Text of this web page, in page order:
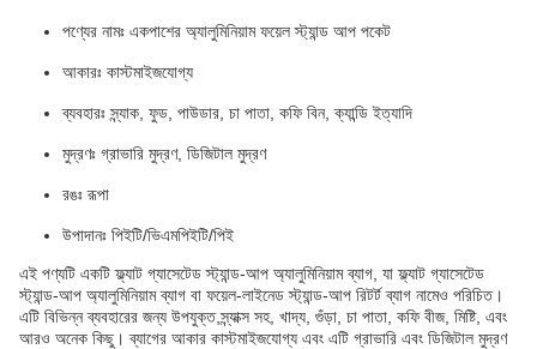
পণ্যের নামঃ একপাশের অ্যালুমিনিয়াম ফয়েল স্ট্যান্ড আপ পকেট
আকারঃ কাস্টমাইজযোগ্য
ব্যবহারঃ স্ন্যাক, ফুড, পাউডার, চা পাতা, কফি বিন, ক্যান্ডি ইত্যাদি
মুদ্রণঃ গ্রাভারি মুদ্রণ, ডিজিটাল মুদ্রণ
রঙঃ রূপা
উপাদানঃ পিইটি/ভিএমপিইটি/পিই
এই পণ্যটি একটি ফ্ল্যাট গ্যাসেটেড স্ট্যান্ড-আপ অ্যালুমিনিয়াম ব্যাগ, যা ফ্ল্যাট গ্যাসেটেড
স্ট্যান্ড-আপ অ্যালুমিনিয়াম ব্যাগ বা ফয়েল-লাইনেড স্ট্যান্ড-আপ রিটর্ট ব্যাগ নামেও পরিচিত।
এটি বিভিন্ন ব্যবহারের জন্য উপযুক্ত,স্ন্যাক্স সহ, খাদ্য, গুঁড়া, চা পাতা, কফি বীজ, মিষ্টি, এবং
আরও অনেক কিছু। ব্যাগের আকার কাস্টমাইজযোগ্য এবং এটি গ্রাভারি এবং ডিজিটাল মুদ্রণ